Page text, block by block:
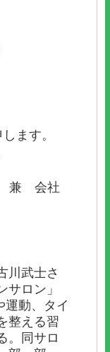
ます。
兼 会社
川武士さ
サロン」
運動、タイ
整える習
。同サロ